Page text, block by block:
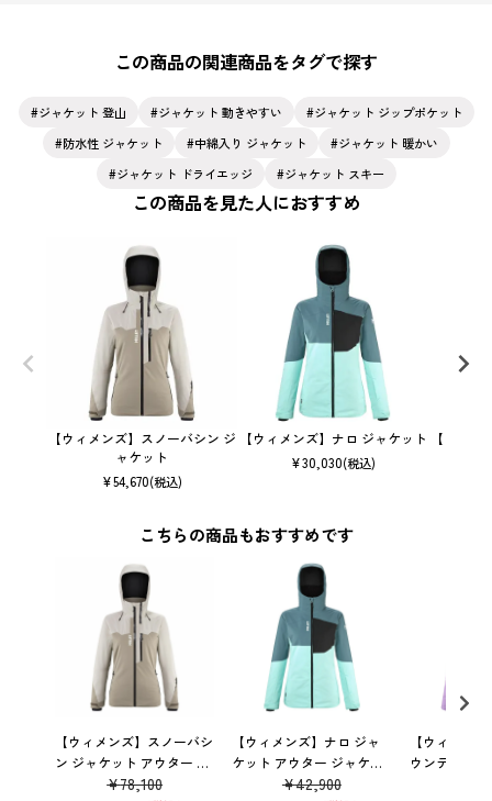
この商品の関連商品をタグで探す
ジャケット 登山 ジャケット 動きやすい
ジャケット ジップポケット
防水性 ジャケット
中綿入り ジャケット
ジャケット 暖かい
ジャケット ドライエッジ
ジャケット スキー
この商品を見た人におすすめ
【ウィメンズ】スノーバシン ジ
ャケット
¥54,670(税込)
【ウィメンズ】ナロ ジャケット
¥30,030(税込)
【ウィ
こちらの商品もおすすめです
【ウィメンズ】スノーバシ
ン ジャケット アウター レ
インウェア 防水 ROPE
¥78,100
【ウィメンズ】ナロ ジャ
ケット アウター ジャケッ
ト AR BA¥42,900
【ウィメン
ウンテン ジ